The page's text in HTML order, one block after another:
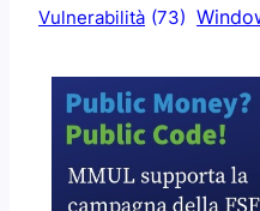
Vulnerabilità (73)